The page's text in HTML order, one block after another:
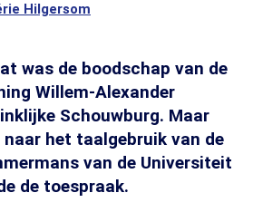
Hilgersom
was de boodschap van de
Willem-Alexander
Schouwburg. Maar
naar het taalgebruik van de
van de Universiteit
de toespraak.